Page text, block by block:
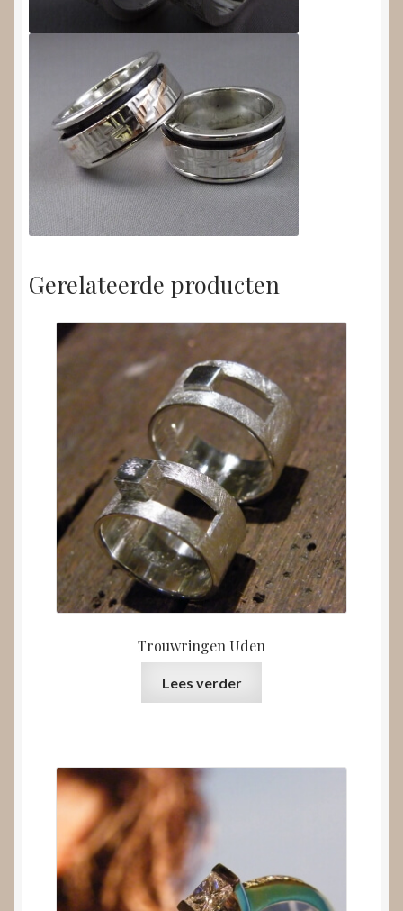
Gerelateerde producten
Trouwringen Uden
Lees verder